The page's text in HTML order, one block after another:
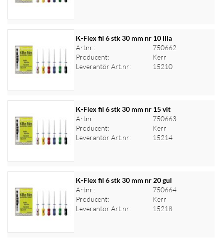
Logga in för priser
K-Flex fil 6 stk 30 mm nr 10 lila
Artnr.:
750662
Producent:
Kerr
Leverantör Art.nr:
15210
Logga in för priser
K-Flex fil 6 stk 30 mm nr 15 vit
Artnr.:
750663
Producent:
Kerr
Leverantör Art.nr:
15214
Logga in för priser
K-Flex fil 6 stk 30 mm nr 20 gul
Artnr.:
750664
Producent:
Kerr
Leverantör Art.nr:
15218